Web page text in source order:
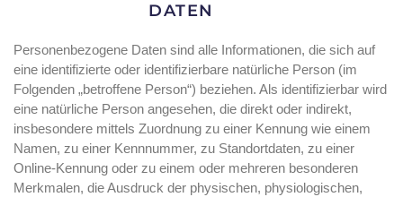
DATEN
Personenbezogene Daten sind alle Informationen, die sich auf
eine identifizierte oder identifizierbare natürliche Person (im
Folgenden „betroffene Person“) beziehen. Als identifizierbar wird
eine natürliche Person angesehen, die direkt oder indirekt,
insbesondere mittels Zuordnung zu einer Kennung wie einem
Namen, zu einer Kennnummer, zu Standortdaten, zu einer
Online-Kennung oder zu einem oder mehreren besonderen
Merkmalen, die Ausdruck der physischen, physiologischen,